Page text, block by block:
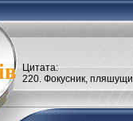
Цитата:
220. Фокусник,